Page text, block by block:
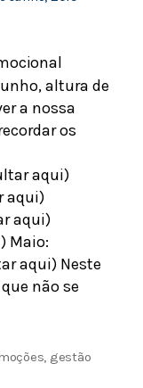
altura de
a nossa
os
aqui)
aqui)
aqui)
Maio:
aqui) Neste
não se
, gestão